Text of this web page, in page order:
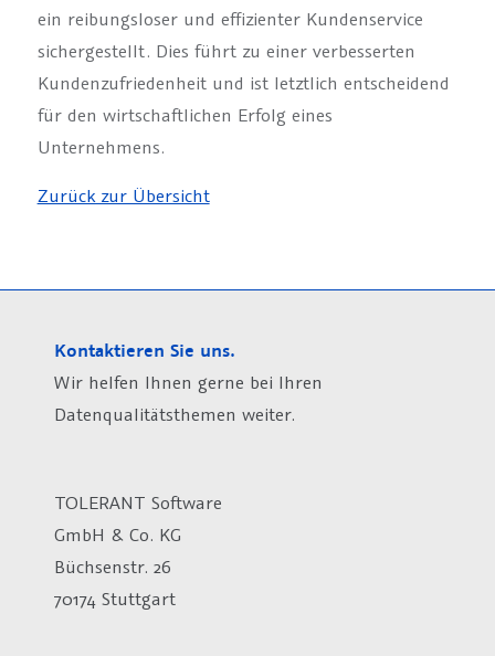
ein reibungsloser und effizienter Kundenservice
sichergestellt. Dies führt zu einer verbesserten
Kundenzufriedenheit und ist letztlich entscheidend
für den wirtschaftlichen Erfolg eines
Unternehmens.
Zurück zur Übersicht
Kontaktieren Sie uns.
Wir helfen Ihnen gerne bei Ihren
Datenqualitätsthemen weiter.
TOLERANT Software
GmbH & Co. KG
Büchsenstr. 26
70174 Stuttgart